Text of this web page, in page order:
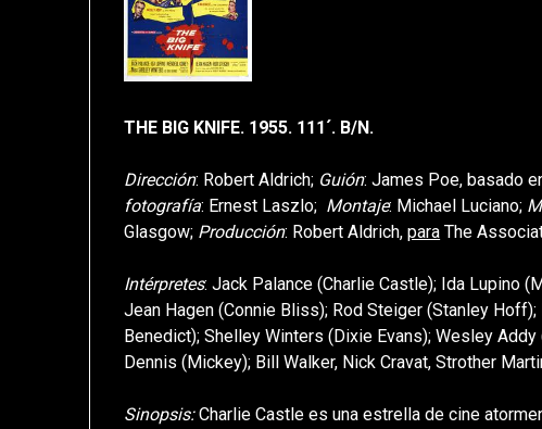
THE BIG KNIFE. 1955. 111´. B/N.
Dirección: Robert Aldrich; Guión: James Poe, basado
fotografía: Ernest Laszlo; Montaje: Michael Luciano;
Glasgow; Producción: Robert Aldrich,para The
Intérpretes: Jack Palance (Charlie Castle); Ida Lupino
Jean Hagen (Connie Bliss); Rod Steiger (Stanley
Benedict); Shelley Winters (Dixie Evans); Wesley
Dennis (Mickey); Bill Walker, Nick Cravat, Strother
Sinopsis:Charlie Castle es una estrella de cine